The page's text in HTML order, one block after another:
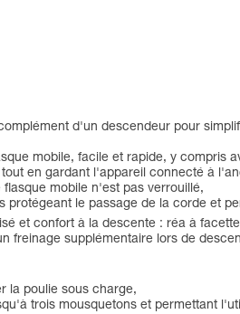
d'un descendeur pour
mobile, facile et rapide, y compris
en gardant l'appareil connecté à
mobile n'est pas verrouillé,
protégeant le passage de la corde et
et confort à la descente : réa à
freinage supplémentaire lors de
la poulie sous charge,
trois mousquetons et permettant